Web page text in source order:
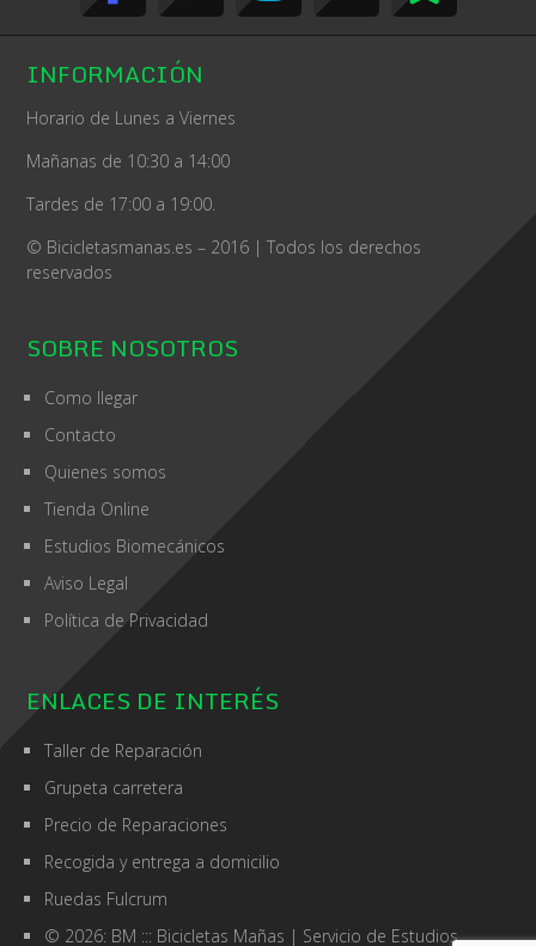
INFORMACIÓN
Horario de Lunes a Viernes
Mañanas de 10:30 a 14:00
Tardes de 17:00 a 19:00.
© Bicicletasmanas.es – 2016 | Todos los derechos
reservados
SOBRE NOSOTROS
Como llegar
Contacto
Quienes somos
Tienda Online
Estudios Biomecánicos
Aviso Legal
Política de Privacidad
ENLACES DE INTERÉS
Taller de Reparación
Grupeta carretera
Precio de Reparaciones
Recogida y entrega a domicilio
Ruedas Fulcrum
© 2026: BM ::: Bicicletas Mañas | Servicio de Estudios